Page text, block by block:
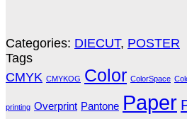
Categories: DIECUT, POSTER
Tags
CMYK CMYKOG Color ColorSpace
printing Overprint Pantone Paper